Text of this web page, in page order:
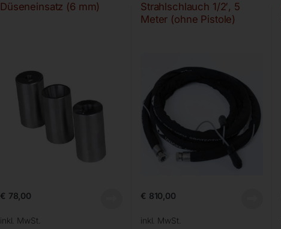
Düseneinsatz (6 mm)
€ 78,00
inkl. MwSt.
Strahlschlauch 1/2′, 5
Meter (ohne Pistole)
€ 810,00
inkl. MwSt.